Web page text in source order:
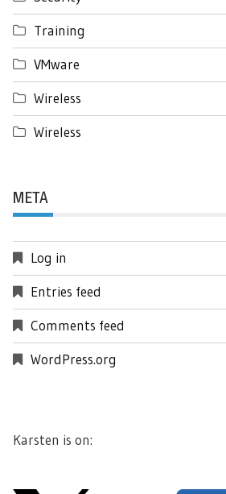
Training
VMware
Wireless
Wireless
META
Log in
Entries feed
Comments feed
WordPress.org
Karsten is on: